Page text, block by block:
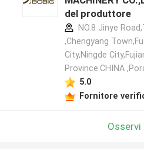
del produttore
NO.8 Jinye
,Chengyang
City,Ningde
Province.CHINA
5.0
Fornitore
Osservi